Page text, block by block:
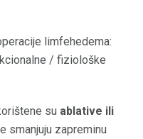
limfehedema:
/ fiziološke
su ablative ili
smanjuju zapreminu